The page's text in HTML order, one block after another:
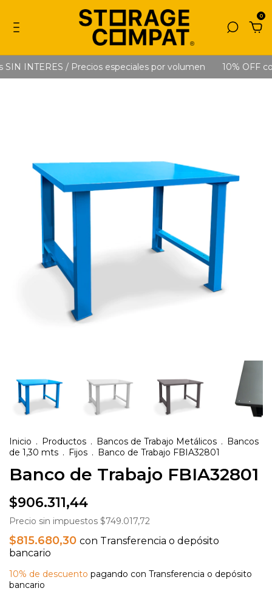
0
INTERES / Precios especiales por volumen 10% OFF
Inicio . Productos . Bancos de Trabajo Metálicos . Bancos
de 1,30 mts . Fijos . Banco de Trabajo FBIA32801
Banco de Trabajo FBIA32801
$906.311,44
Precio sin impuestos $749.017,72
$815.680,30 con Transferencia o depósito
bancario
10% de descuento pagando con Transferencia o depósito
bancario